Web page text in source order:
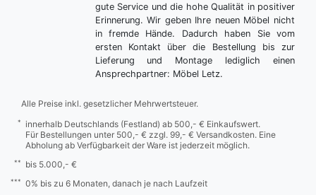
gute Service und die hohe Qualität in positiver
Erinnerung. Wir geben Ihre neuen Möbel nicht
in fremde Hände. Dadurch haben Sie vom
ersten Kontakt über die Bestellung bis zur
Lieferung und Montage lediglich einen
Ansprechpartner: Möbel Letz.
Alle Preise inkl. gesetzlicher Mehrwertsteuer.
*
innerhalb Deutschlands (Festland) ab 500,- € Einkaufswert.
Für Bestellungen unter 500,- € zzgl. 99,- € Versandkosten. Eine
Abholung ab Verfügbarkeit der Ware ist jederzeit möglich.
** bis 5.000,- €
*** 0% bis zu 6 Monaten, danach je nach Laufzeit